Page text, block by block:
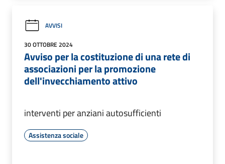
AVVISI
30 OTTOBRE 2024
Avviso per la costituzione di una rete di
associazioni per la promozione
dell'invecchiamento attivo
interventi per anziani autosufficienti
Assistenza sociale